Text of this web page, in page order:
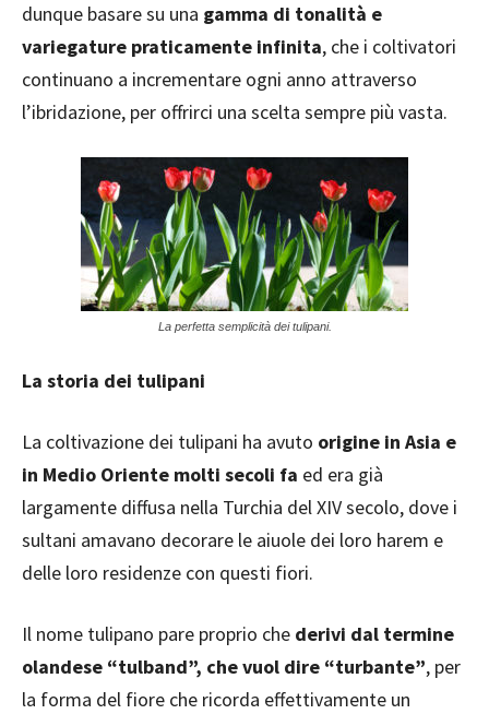
dunque basare su una gamma di tonalità e
variegature praticamente infinita, che i coltivatori
continuano a incrementare ogni anno attraverso
l’ibridazione, per offrirci una scelta sempre più vasta.
La perfetta semplicità dei tulipani.
La storia dei tulipani
La coltivazione dei tulipani ha avuto origine in Asia e
in Medio Oriente molti secoli fa ed era già
largamente diffusa nella Turchia del XIV secolo, dove i
sultani amavano decorare le aiuole dei loro harem e
delle loro residenze con questi fiori.
Il nome tulipano pare proprio che derivi dal termine
olandese “tulband”, che vuol dire “turbante”, per
la forma del fiore che ricorda effettivamente un